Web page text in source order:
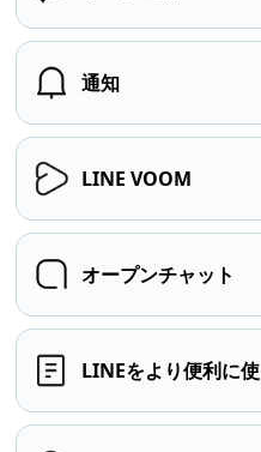
通知
LINE VOOM
オープンチャット
LINEをより便利に